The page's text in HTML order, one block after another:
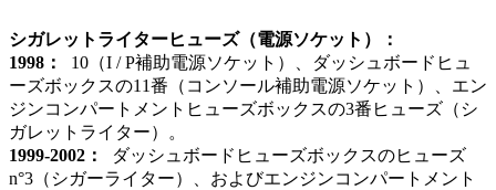
シガレットライターヒューズ（電源ソケット）：
1998：
10（I / P補助電源ソケット）、ダッシュボードヒュ
ーズボックスの11番（コンソール補助電源ソケット）、エン
ジンコンパートメントヒューズボックスの3番ヒューズ（シ
ガレットライター）。
1999-2002：
ダッシュボードヒューズボックスのヒューズ
n°3（シガーライター）、およびエンジンコンパートメント